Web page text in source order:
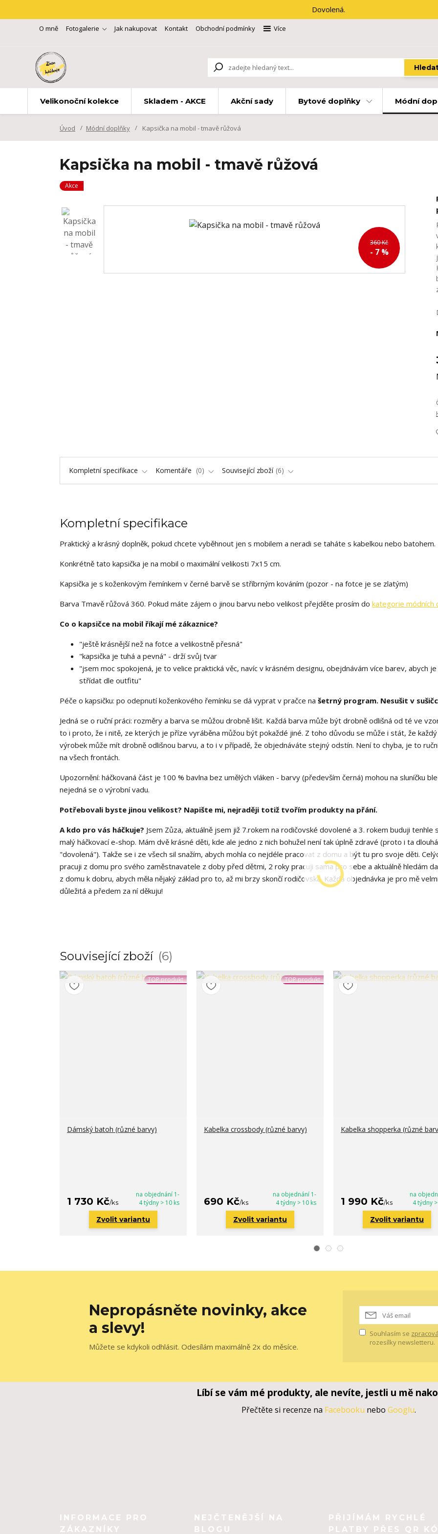
Dovolená.
O mně Fotogalerie Jak nakupovat Kontakt Obchodní podmínky Více
Velikonoční kolekce Skladem - AKCE Akční sady Bytové doplňky Módní
Úvod Módní doplňky Kapsička na mobil - tmavě růžová
Kapsička na mobil - tmavě růžová
Akce
360 Kč
- 7 %
Kompletní specifikace Komentáře 0 Související zboží 6
Kompletní specifikace
Praktický a krásný doplněk, pokud chcete vyběhnout jen s mobilem a neradi se taháte s kabelkou nebo batohem.
Konkrétně tato kapsička je na mobil o maximální velikosti 7x15 cm.
Kapsička je s koženkovým řemínkem v černé barvě se stříbrným kováním (pozor - na fotce je se zlatým)
Barva Tmavě růžová 360. Pokud máte zájem o jinou barvu nebo velikost přejděte prosím do kategorie módních
Co o kapsičce na mobil říkají mé zákaznice?
"ještě krásnější než na fotce a velikostně přesná"
"kapsička je tuhá a pevná" - drží svůj tvar
"jsem moc spokojená, je to velice praktická věc, navíc v krásném designu, obejdnávám více barev, abych
střídat dle outfitu"
Péče o kapsičku: po odepnutí koženkového řemínku se dá vyprat v pračce na šetrný program. Nesušit v
Jedná se o ruční práci: rozměry a barva se můžou drobně lišit. Každá barva může být drobně odlišná od té ve
to i proto, že i nitě, ze kterých je příze vyráběna můžou být pokaždé jiné. Z toho důvodu se může i stát, že každý
výrobek může mít drobně odlišnou barvu, a to i v případě, že objednáváte stejný odstín. Není to chyba, je to
na všech frontách.
Upozornění: háčkovaná část je 100 % bavlna bez umělých vláken - barvy (především černá) mohou na sluníčku
nejedná se o výrobní vadu.
Potřebovali byste jinou velikost? Napište mi, nejraději totiž tvořím produkty na přání.
A kdo pro vás háčkuje? Jsem Zůza, aktuálně jsem již 7.rokem na rodičovské dovolené a 3. rokem buduji tenhle
malý háčkovací e-shop. Mám dvě krásné děti, kde ale jedno z nich bohužel není tak úplně zdravé (proto i ta dlouhá
"dovolená"). Takže se i ze všech sil snažím, abych mohla co nejdéle pracovat z domu a být tu pro svoje děti.
pracuji z domu pro svého zaměstnavatele z doby před dětmi, 2 roky pracuji sama pro sebe a aktuálně hledám
z domu k dobru, abych měla nějaký základ pro to, až mi brzy skončí rodičovská. Každá objednávka je pro mě
důležitá a předem za ní děkuju!
Související zboží 6
TOP produkt
Dámský batoh (různé barvy)
1 730 Kč/ks
na objednání 1-
4 týdny > 10 ks
Zvolit variantu
TOP produkt
Kabelka crossbody (různé barvy)
690 Kč/ks
na objednání 1-
4 týdny > 10 ks
Zvolit variantu
Kabelka shopperka (různé
1 990 Kč/ks
na
4 týdny
Zvolit variantu
Nepropásněte novinky, akce
a slevy!
Můžete se kdykoli odhlásit. Odesílám maximálně 2x do měsíce.
Souhlasím se
rozesílky newsletteru.
Líbí se vám mé produkty, ale nevíte, jestli u mě
Přečtěte si recenze na Facebooku nebo Googlu.
INFORMACE PRO
ZÁKAZNÍKY
NEJČTENĚJŠÍ NA
BLOGU
PŘIJÍMÁM RYCHLÉ
PLATBY PŘES QR